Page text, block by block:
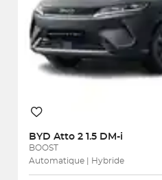
BYD Atto 2 1.5 DM-i
BOOST
Automatique | Hybride